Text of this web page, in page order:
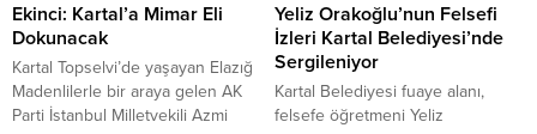
düzenlenen törene Tuzla
Kaymakamı Ali Akça, Tuzla
Belediye Başkanı...
Sokak Hayvanları Günü
programına...
Ekinci: Kartal’a Mimar Eli
Dokunacak
Kartal Topselvi’de yaşayan Elazığ
Madenlilerle bir araya gelen AK
Parti İstanbul Milletvekili Azmi
Yeliz Orakoğlu’nun Felsefi
İzleri Kartal Belediyesi’nde
Sergileniyor
Kartal Belediyesi fuaye alanı,
felsefe öğretmeni Yeliz